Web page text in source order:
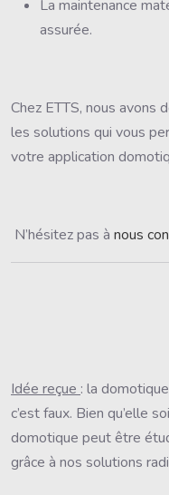
La maintenance
assurée.
Chez ETTS, nous avons
les solutions qui vous
votre application
N’hésitez pas à nous
Idée reçue : la
c’est faux. Bien qu’elle
domotique peut être
grâce à nos solutions